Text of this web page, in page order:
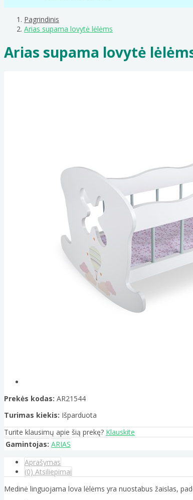
Pagrindinis
Arias supama lovytė lėlėms
Arias supama lovytė
Prekės kodas: AR21544
Turimas kiekis: Išparduota
Turite klausimų apie šią prekę? Klauskite
Gamintojas: ARIAS
Aprašymas
(0) Atsiliepimai
Medinė linguojama lova lėlėms yra nuostabus žaislas,